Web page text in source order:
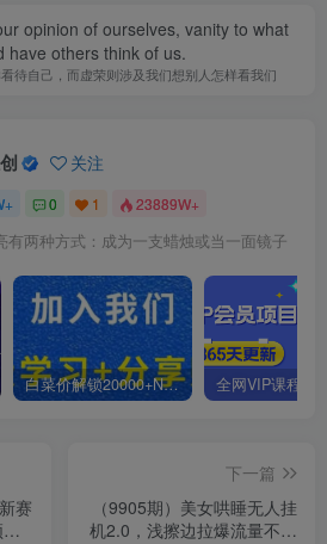
opinion of ourselves, vanity to what
have others think of us.
待自己，而虚荣则涉及我们想别人怎样看我们
关注
0 1 23889W+
有两种方式：成为一支蜡烛或当一面镜子
白菜价解锁20000+N个赚钱机会，加入星叙轻创会员，全站资源免费学习。
赛
下一篇
（9905期）美女哄睡无人挂
机2.0，浅擦边拉爆流量不违